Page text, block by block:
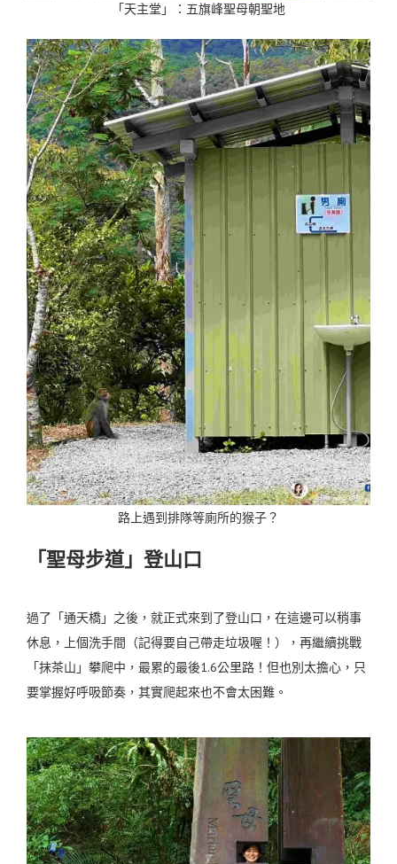
「天主堂」：五旗峰聖母朝聖地
路上遇到排隊等廁所的猴子？
「聖母步道」登山口
過了「通天橋」之後，就正式來到了登山口，在這邊可以稍事
休息，上個洗手間（記得要自己帶走垃圾喔！），再繼續挑戰
「抹茶山」攀爬中，最累的最後1.6公里路！ 但也別太擔心，只
要掌握好呼吸節奏，其實爬起來也不會太困難。